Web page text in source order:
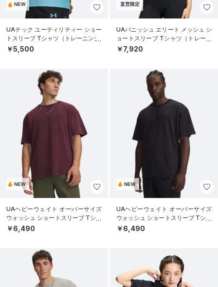
NEW
UAテック ユーティリティー ショー
トスリーブ Tシャツ（トレーニング/
MEN）
￥5,500
直営限定
UAバニッシュ エリート メッシュ シ
ョートスリーブ Tシャツ（トレーニ
ング/WOMEN）
￥7,920
NEW
UAヘビーウェイト オーバーサイズ
ウォッシュ ショートスリーブ Tシャ
ツ（ライフスタイル/MEN）
￥6,490
NEW
UAヘビーウェイト オーバーサイズ
ウォッシュ ショートスリーブ Tシャ
ツ（ライフスタイル/MEN）
￥6,490